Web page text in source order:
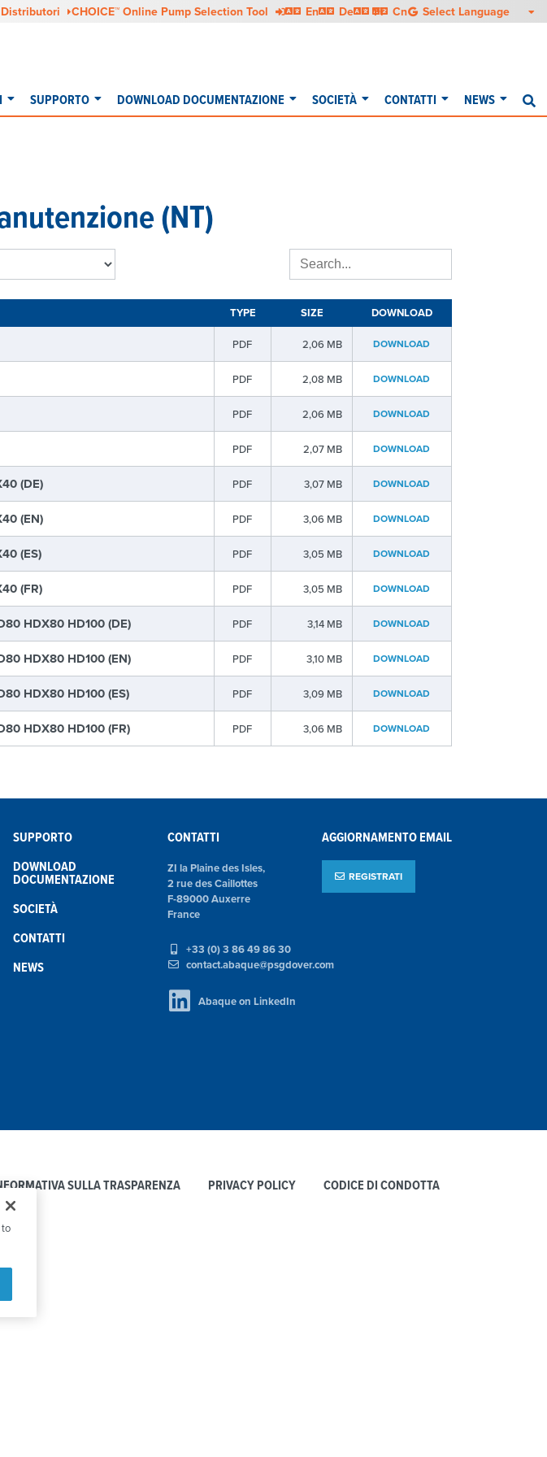
CHOICE™ Online Pump Selection Tool En English
De Deutsch
Fr Français
Cn 中文
SUPPORTO DOWNLOAD DOCUMENTAZIONE SOCIETÀ CONTATTI NEWS
(NT)
TYPE SIZE DOWNLOAD
PDF 2,06 MB DOWNLOAD
PDF 2,08 MB DOWNLOAD
PDF 2,06 MB DOWNLOAD
PDF 2,07 MB DOWNLOAD
(DE) PDF 3,07 MB DOWNLOAD
(EN) PDF 3,06 MB DOWNLOAD
(ES) PDF 3,05 MB DOWNLOAD
(FR) PDF 3,05 MB DOWNLOAD
HDX80 HD100 (DE) PDF 3,14 MB DOWNLOAD
HDX80 HD100 (EN) PDF 3,10 MB DOWNLOAD
HDX80 HD100 (ES) PDF 3,09 MB DOWNLOAD
HDX80 HD100 (FR) PDF 3,06 MB DOWNLOAD
SUPPORTO
DOWNLOAD
DOCUMENTAZIONE
SOCIETÀ
CONTATTI
NEWS
CONTATTI
ZI la Plaine des Isles,
2 rue des Caillottes
F-89000 Auxerre
France
+33 (0) 3 86 49 86 30
contact.abaque@psgdover.com
Abaque on LinkedIn
AGGIORNAMENTO EMAIL
REGISTRATI
SULLA TRASPARENZA PRIVACY POLICY CODICE DI CONDOTTA